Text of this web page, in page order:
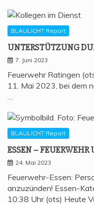
BLAULICHT Report
UNTER­STÜT­ZUNG
7. Juni 2023
Feuerwehr Ratingen
11. Mai 2023, bei dem
…
BLAULICHT Report
ESSEN – FEU­ER­WEHR
24. Mai 2023
Feuerwehr-Essen:
anzuzünden! Essen-
10:38 Uhr (ots) Heute